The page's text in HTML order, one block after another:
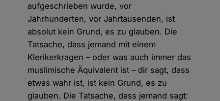
aufgeschrieben wurde, vor
Jahrhunderten, vor Jahrtausenden, ist
absolut kein Grund, es zu glauben. Die
Tatsache, dass jemand mit einem
Klerikerkragen – oder was auch immer das
muslimische Äquivalent ist – dir sagt, dass
etwas wahr ist, ist kein Grund, es zu
glauben. Die Tatsache, dass jemand sagt: